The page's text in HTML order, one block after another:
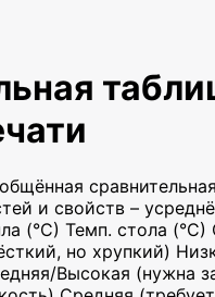
и свойств –
(°C) Темп. стола
но хрупкий)
Высокая (нужна